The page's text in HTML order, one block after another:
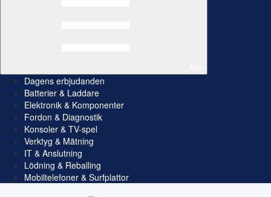
Dagens erbjudanden
Batterier & Laddare
Elektronik & Komponenter
Fordon & Diagnostik
Konsoler & TV-spel
Verktyg & Mätning
IT & Anslutning
Lödning & Reballing
Mobiltelefoner & Surfplattor